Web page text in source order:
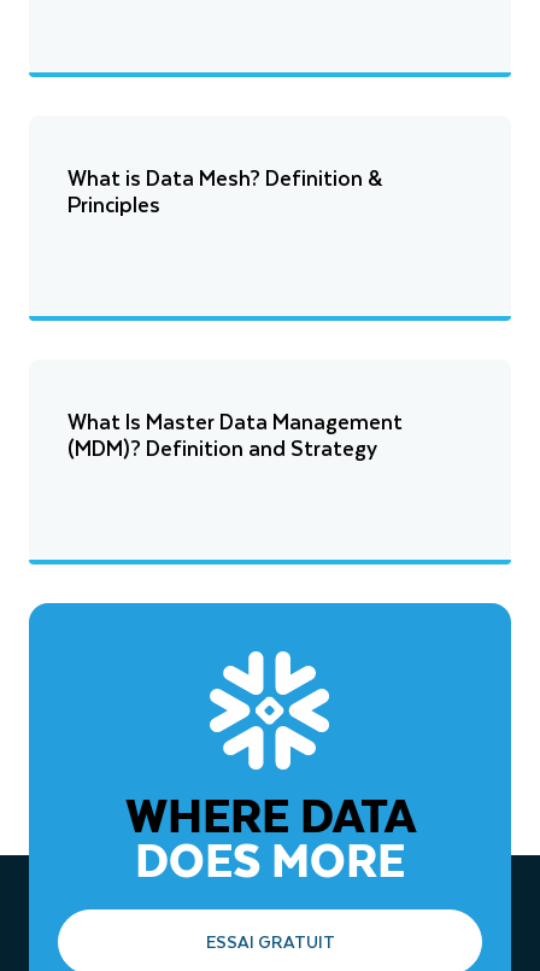
What is Data Mesh? Definition &
Principles
What Is Master Data Management
(MDM)? Definition and Strategy
WHERE DATA
DOES MORE
ESSAI GRATUIT